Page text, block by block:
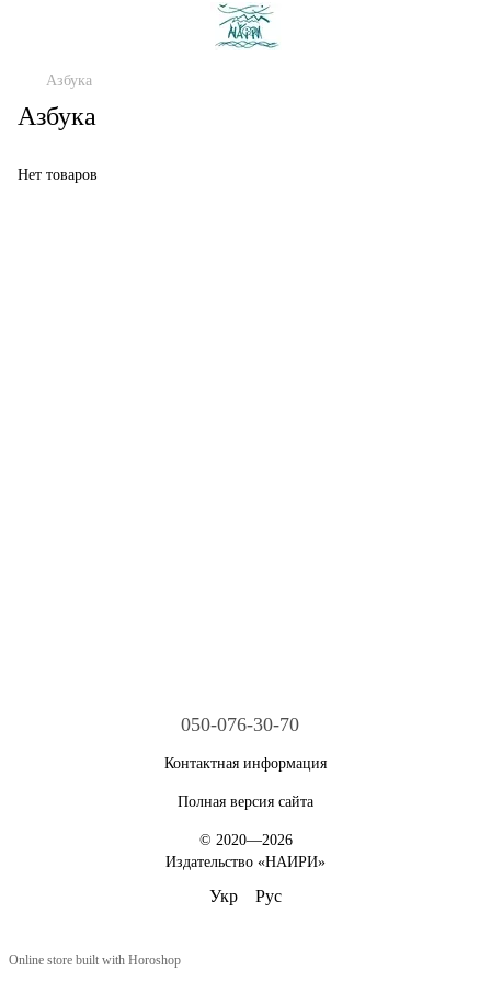
Азбука
Азбука
Нет товаров
050-076-30-70
Контактная информация
Полная версия сайта
© 2020—2026
Издательство «НАИРИ»
Укр Рус
Online store built with Horoshop